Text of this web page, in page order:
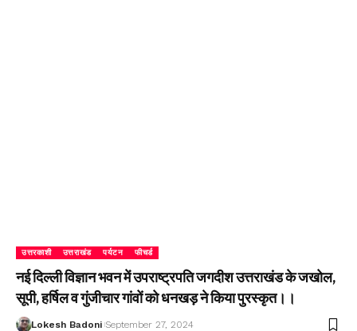
उत्तरकाशी उत्तराखंड पर्यटन फीचर्ड
नई दिल्ली विज्ञान भवन में उपराष्ट्रपति जगदीश उत्तराखंड के जखोल,
सूपी, हर्षिल व गुंजीचार गांवों को धनखड़ ने किया पुरस्कृत।।
Lokesh Badoni September 27, 2024